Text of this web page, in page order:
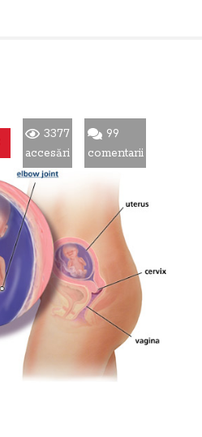
3377
accesări
99
comentarii